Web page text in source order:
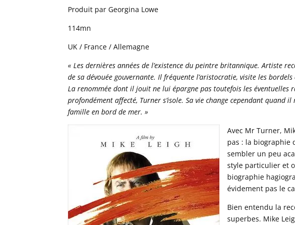
Produit par Georgina Lowe
114mn
UK / France / Allemagne
« Les dernières années de l’existence du peintre britannique. Artiste
de sa dévouée gouvernante. Il fréquente l’aristocratie, visite les
La renommée dont il jouit ne lui épargne pas toutefois les éventuelles
profondément affecté, Turner s’isole. Sa vie change cependant quand
famille en bord de mer. »
Avec Mr Turner,
pas : la biographie
sembler un peu
style particulier et
biographie
évidement pas le
Bien entendu la
superbes. Mike